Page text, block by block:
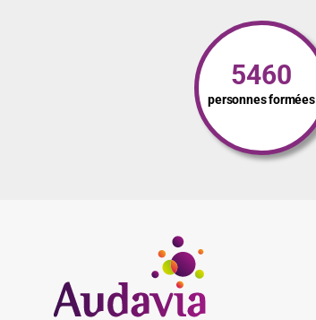
5460
personnes formées